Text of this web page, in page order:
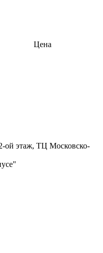
Цена
ой этаж, ТЦ Московско-